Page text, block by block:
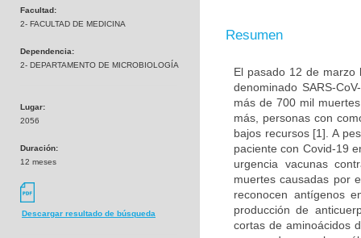
Facultad:
2- FACULTAD DE MEDICINA
Dependencia:
2- DEPARTAMENTO DE MICROBIOLOGÍA
Lugar:
2056
Duración:
12 meses
Descargar resultado de búsqueda
Resumen
El pasado 12 de marzo
denominado SARS-
más de 700 mil
más, personas con
bajos recursos [1]. A
paciente con Covid-19
urgencia vacunas
muertes causadas por
reconocen antígenos
producción de
cortas de aminoácidos